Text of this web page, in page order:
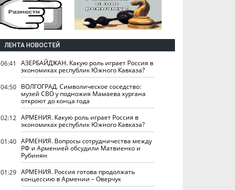
ЛЕНТА НОВОСТЕЙ
06:41
АЗЕРБАЙДЖАН. Какую роль играет Россия в
экономиках республик Южного Кавказа?
04:50 ВОЛГОГРАД. Символическое соседство:
музей СВО у подножия Мамаева кургана
откроют до конца года
02:12 АРМЕНИЯ. Какую роль играет Россия в
экономиках республик Южного Кавказа?
01:40 АРМЕНИЯ. Вопросы сотрудничества между
РФ и Арменией обсудили Матвиенко и
Рубинян
01:29 АРМЕНИЯ. Россия готова продолжать
концессию в Армении – Оверчук